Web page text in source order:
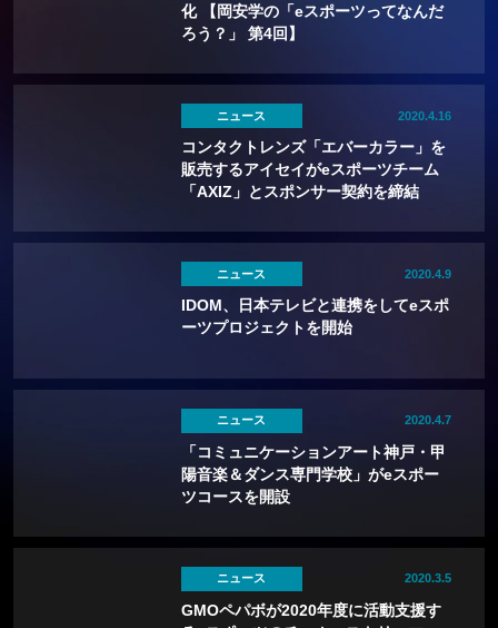
化 【岡安学の「eスポーツってなんだ
ろう？」 第4回】
ニュース 2020.4.16
コンタクトレンズ「エバーカラー」を
販売するアイセイがeスポーツチーム
「AXIZ」とスポンサー契約を締結
ニュース 2020.4.9
IDOM、日本テレビと連携をしてeスポ
ーツプロジェクトを開始
ニュース 2020.4.7
「コミュニケーションアート神戸・甲
陽音楽＆ダンス専門学校」がeスポー
ツコースを開設
ニュース 2020.3.5
GMOペパボが2020年度に活動支援す